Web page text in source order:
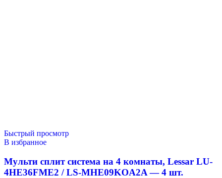
Быстрый просмотр
В избранное
Мульти сплит система на 4 комнаты, Lessar LU-
4HE36FME2 / LS-MHE09KOA2A — 4 шт.